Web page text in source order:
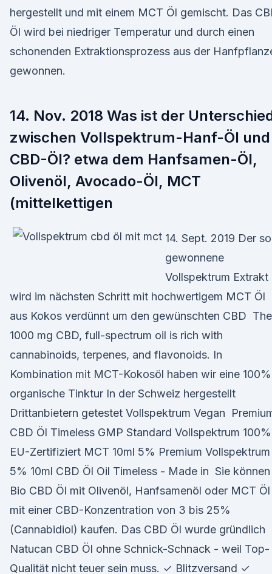
hergestellt und mit einem MCT Öl gemischt. Das
Öl wird bei niedriger Temperatur und durch einen
schonenden Extraktionsprozess aus der
gewonnen.
14. Nov. 2018 Was ist der
zwischen Vollspektrum-Hanf-Öl und
CBD-Öl? etwa dem Hanfsamen-Öl,
Olivenöl, Avocado-Öl, MCT
(mittelkettigen
14. Sept. 2019 Der so
gewonnene
Vollspektrum Extrakt
wird im nächsten Schritt mit hochwertigem MCT Öl
aus Kokos verdünnt um den gewünschten CBD The
1000 mg CBD, full-spectrum oil is rich with
cannabinoids, terpenes, and flavonoids. In
Kombination mit MCT-Kokosöl haben wir eine 100%
organische Tinktur In der Schweiz hergestellt
Drittanbietern getestet Vollspektrum Vegan
CBD Öl Timeless GMP Standard Vollspektrum 100%
EU-Zertifiziert MCT 10ml 5% Premium Vollspektrum
5% 10ml CBD Öl Oil Timeless - Made in Sie können
Bio CBD Öl mit Olivenöl, Hanfsamenöl oder MCT Öl
mit einer CBD-Konzentration von 3 bis 25%
(Cannabidiol) kaufen. Das CBD Öl wurde gründlich
Natucan CBD Öl ohne Schnick-Schnack - weil Top-
Qualität nicht teuer sein muss. ✓ Blitzversand ✓